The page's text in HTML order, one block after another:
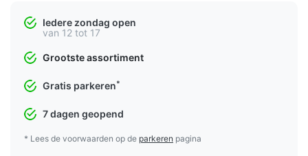
Iedere zondag open
van 12 tot 17
Grootste assortiment
Gratis parkeren*
7 dagen geopend
* Lees de voorwaarden op de parkeren pagina